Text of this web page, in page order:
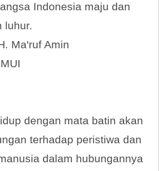
Indonesia maju dan
luhur.
Ma'ruf Amin
dengan mata batin akan
terhadap peristiwa dan
dalam hubungannya